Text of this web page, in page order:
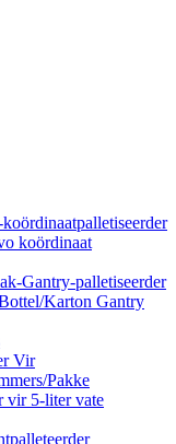
koördinaat
Gantry-palletiseerder
Karton Gantry
Vir
Pakke
vir 5-liter vate